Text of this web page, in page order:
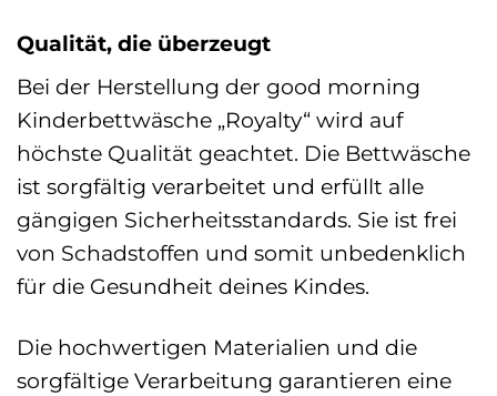
Qualität, die überzeugt
Bei der Herstellung der good morning
Kinderbettwäsche „Royalty“ wird auf
höchste Qualität geachtet. Die Bettwäsche
ist sorgfältig verarbeitet und erfüllt alle
gängigen Sicherheitsstandards. Sie ist frei
von Schadstoffen und somit unbedenklich
für die Gesundheit deines Kindes.
Die hochwertigen Materialien und die
sorgfältige Verarbeitung garantieren eine